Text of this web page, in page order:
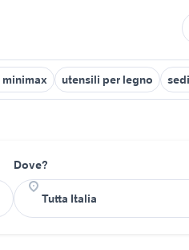
utensili per legno
Dove?